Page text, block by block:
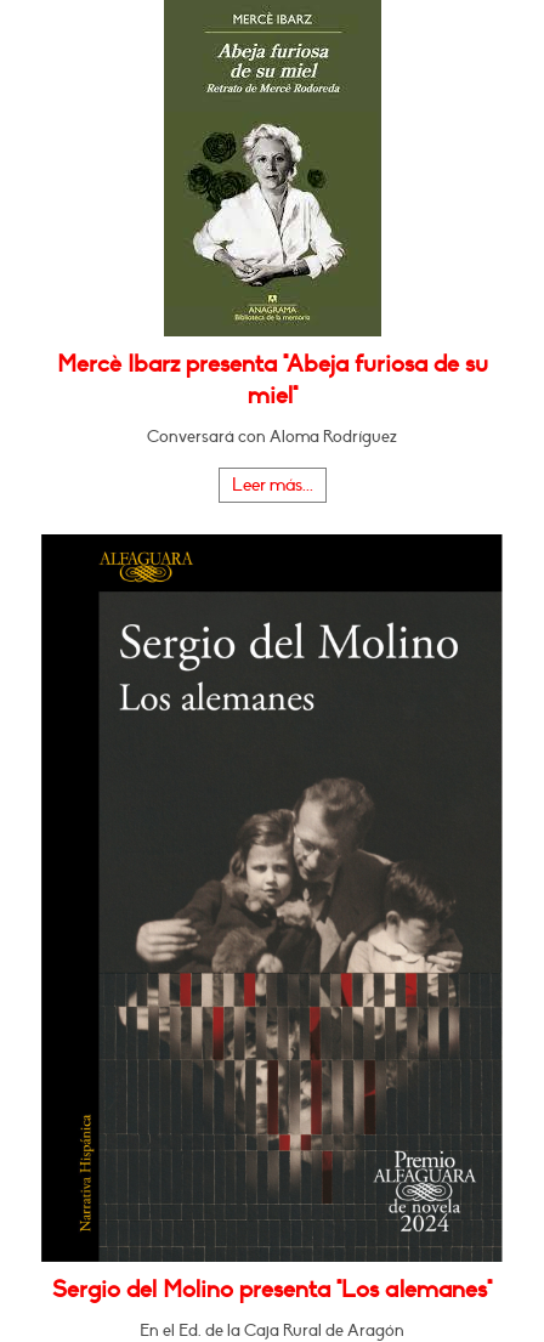
Mercè Ibarz presenta "Abeja furiosa de su
miel"
Conversará con Aloma Rodríguez
Leer más...
Sergio del Molino presenta "Los alemanes"
En el Ed. de la Caja Rural de Aragón